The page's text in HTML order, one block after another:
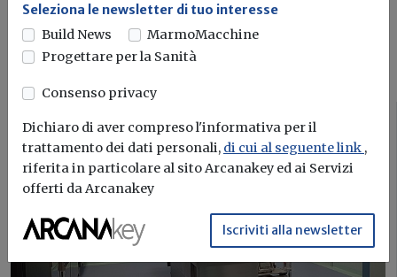
I più letti sull'argomento
Progetti
Seleziona le newsletter di tuo interesse
Build News
MarmoMacchine
Progettare per la Sanità
Consenso privacy
Dichiaro di aver compreso l'informativa per il
trattamento dei dati personali, di cui al seguente link ,
riferita in particolare al sito Arcanakey ed ai Servizi
offerti da Arcanakey
Iscriviti alla newsletter